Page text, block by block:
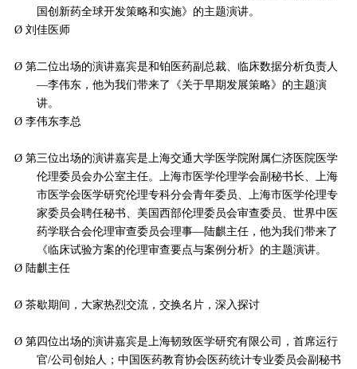
国创新药全球开发策略和实施》的主题演讲。
Ø 刘佳医师
Ø 第二位出场的演讲嘉宾是和铂医药副总裁、临床数据分析负责人
—李伟东，他为我们带来了《关于早期发展策略》的主题演
讲。
Ø 李伟东李总
Ø 第三位出场的演讲嘉宾是上海交通大学医学院附属仁济医院医学
伦理委员会办公室主任。上海市医学伦理学会副秘书长、上海
市医学会医学研究伦理专科分会青年委员、上海市医学伦理专
家委员会聘任秘书、美国西部伦理委员会审查委员、世界中医
药学联合会伦理审查委员会理事—陆麒主任，他为我们带来了
《临床试验方案的伦理审查要点与案例分析》的主题演讲。
Ø 陆麒主任
Ø 茶歇期间，大家热烈交流，交换名片，深入探讨
Ø 第四位出场的演讲嘉宾是上海韧致医学研究有限公司，首席运行
官/公司创始人；中国医药教育协会医药统计专业委员会副秘书